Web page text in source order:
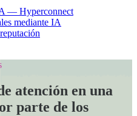
— Hyperconnect
mediante IA
atención en una
parte de los